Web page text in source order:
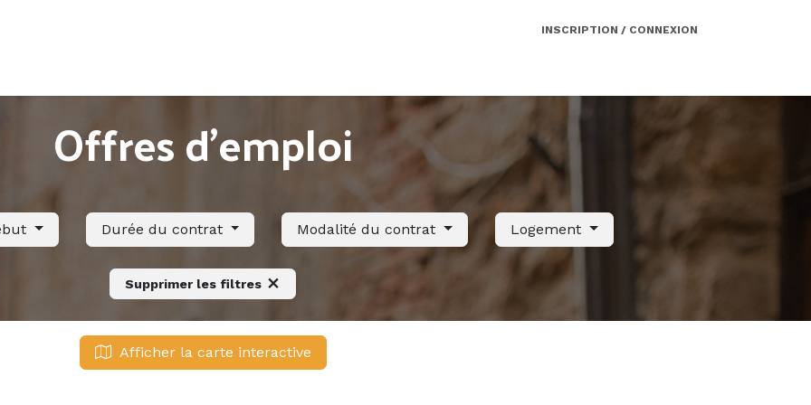
INSCRIPTION / CONNEXION
Offres d'emploi
Durée du contrat Modalité du contrat Logement
Supprimer les filtres
Afficher la carte interactive